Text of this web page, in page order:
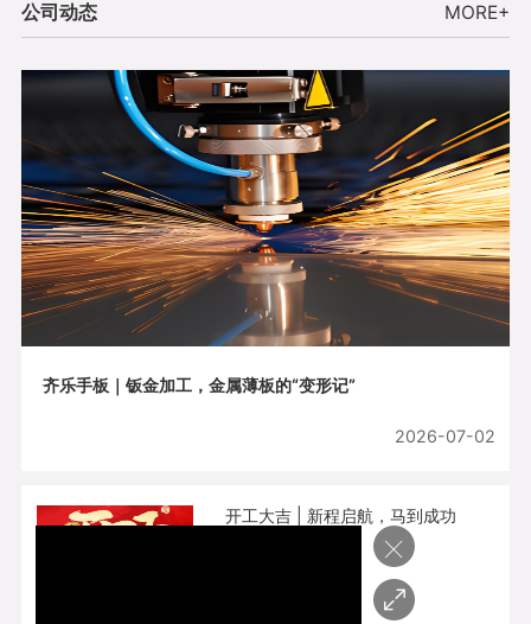
公司动态 MORE+
齐乐手板｜钣金加工，金属薄板的“变形记”
2026-07-02
开工大吉 | 新程启航，马到成功
×